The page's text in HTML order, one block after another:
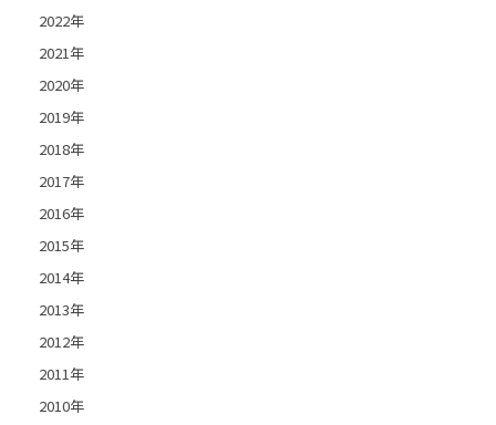
2022年
2021年
2020年
2019年
2018年
2017年
2016年
2015年
2014年
2013年
2012年
2011年
2010年